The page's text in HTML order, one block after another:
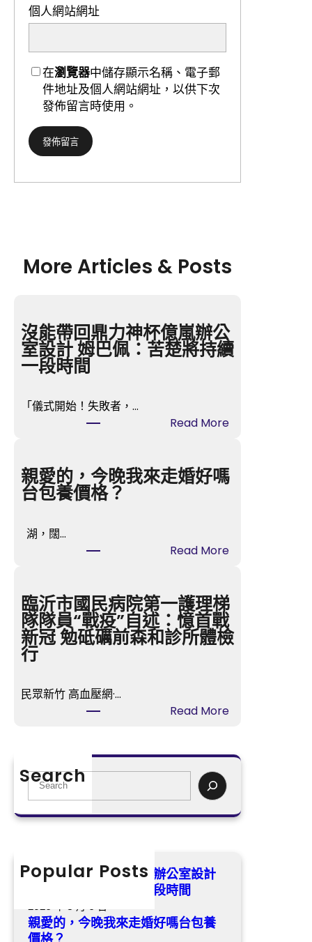
個人網站網址
在瀏覽器中儲存顯示名稱、電子郵
件地址及個人網站網址，以供下次
發佈留言時使用。
More Articles & Posts
沒能帶回鼎力神杯億嵐辦公
室設計 姆巴佩：苦楚將持續
一段時間
「儀式開始！失敗者，…
Read More:
帶
回
杯
辦
公
室
楚
一
親愛的，今晚我來走婚好嗎
台包養價格？
湖，闊…
Read More:
的，
今
晚
我
好
台
格？
臨沂市國民病院第一護理梯
隊隊員“戰疫”自述：憶首戰
新冠 勉砥礪前森和診所體檢
行
民眾新竹 高血壓網·…
Read More:
市
病
Search
S
e
a
h
Popular Posts
沒能帶回鼎力神杯億嵐辦公室設計
姆巴佩：苦楚將持續一段時間
2026 年 8 月 6 日
親愛的，今晚我來走婚好嗎台包養